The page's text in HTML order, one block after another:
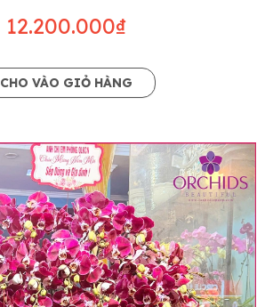
12.200.000₫
CHO VÀO GIỎ HÀNG